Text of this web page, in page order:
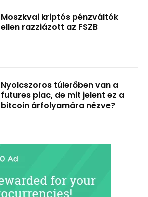
Moszkvai kriptós pénzváltók
ellen razziázott az FSZB
Nyolcszoros túlerőben van a
futures piac, de mit jelent ez a
bitcoin árfolyamára nézve?